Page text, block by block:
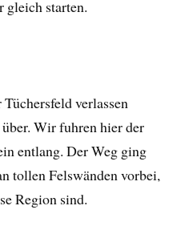
gleich starten.
verlassen
Wir fuhren hier der
entlang. Der Weg ging
tollen Felswänden vorbei,
Region sind.